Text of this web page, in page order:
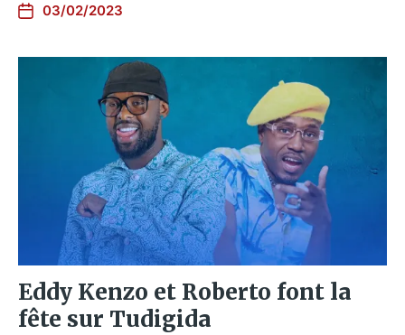
03/02/2023
Eddy Kenzo et Roberto font la
fête sur Tudigida